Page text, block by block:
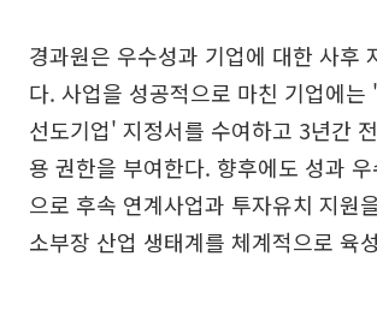
경과원은 우수성과 기업에 대한 사후
다. 사업을 성공적으로 마친 기업에는
선도기업' 지정서를 수여하고 3년간
용 권한을 부여한다. 향후에도 성과
으로 후속 연계사업과 투자유치 지원
소부장 산업 생태계를 체계적으로 육